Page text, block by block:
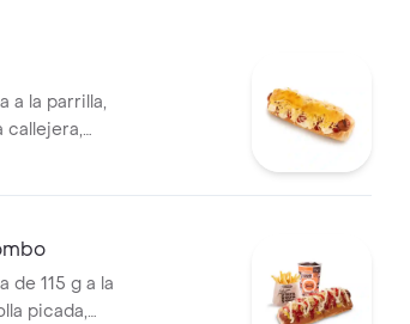
a la parrilla,
callejera,
en
de 115 g a la
picada,